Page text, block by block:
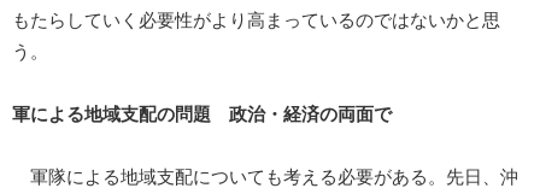
もたらしていく必要性がより高まっているのではないかと思
う。
軍による地域支配の問題 政治・経済の両面で
軍隊による地域支配についても考える必要がある。先日、沖